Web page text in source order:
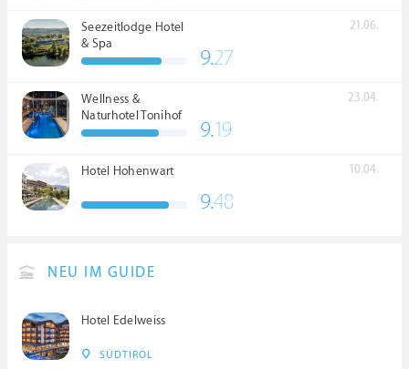
Seezeitlodge Hotel
& Spa
21.06.
9.27
Wellness &
Naturhotel Tonihof
****S
23.04.
9.19
Hotel Hohenwart 10.04.
9.48
NEU IM GUIDE
Hotel Edelweiss
SÜDTIROL